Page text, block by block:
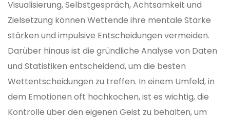
Visualisierung, Selbstgespräch, Achtsamkeit und
Zielsetzung können Wettende ihre mentale Stärke
stärken und impulsive Entscheidungen vermeiden.
Darüber hinaus ist die gründliche Analyse von Daten
und Statistiken entscheidend, um die besten
Wettentscheidungen zu treffen. In einem Umfeld, in
dem Emotionen oft hochkochen, ist es wichtig, die
Kontrolle über den eigenen Geist zu behalten, um